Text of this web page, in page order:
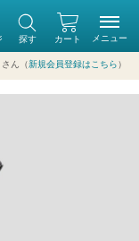
カート
探す
さん（新規会員登録はこちら ）
メニュー